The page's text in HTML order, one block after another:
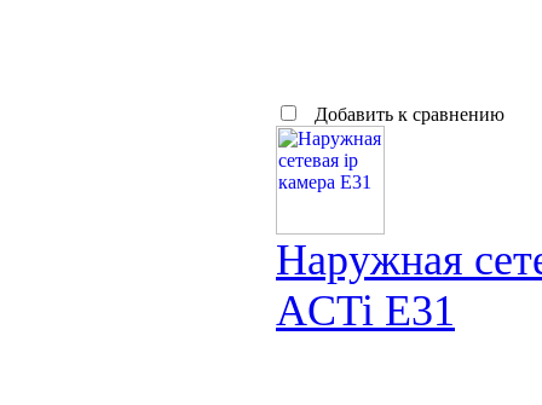
Добавить к сравнению
Наружная
ACTi E31